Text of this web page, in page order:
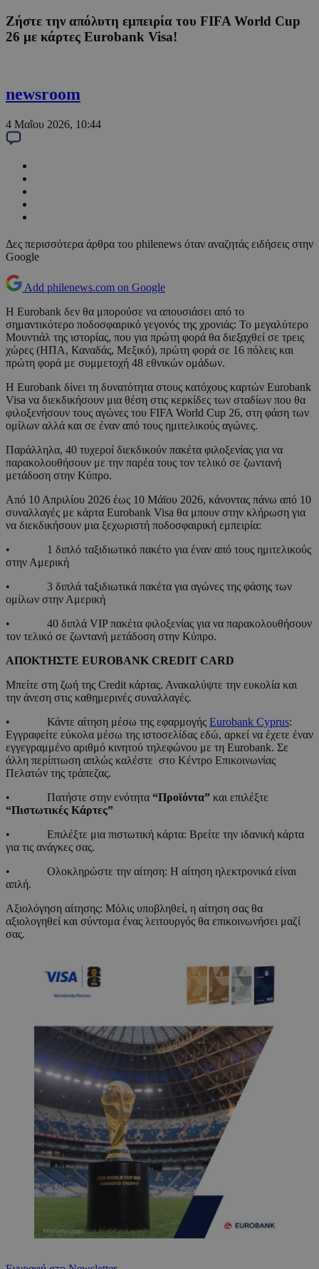
Ζήστε την απόλυτη εμπειρία του FIFA World Cup
26 με κάρτες Eurobank Visa!
newsroom
4 Μαΐου 2026, 10:44
Δες περισσότερα άρθρα του philenews όταν αναζητάς ειδήσεις στην
Google
Add philenews.com on Google
Η Eurobank δεν θα μπορούσε να απουσιάσει από το
σημαντικότερο ποδοσφαιρικό γεγονός της χρονιάς: Το μεγαλύτερο
Μουντιάλ της ιστορίας, που για πρώτη φορά θα διεξαχθεί σε τρεις
χώρες (ΗΠΑ, Καναδάς, Μεξικό), πρώτη φορά σε 16 πόλεις και
πρώτη φορά με συμμετοχή 48 εθνικών ομάδων.
Η Eurobank δίνει τη δυνατότητα στους κατόχους καρτών Eurobank
Visa να διεκδικήσουν μια θέση στις κερκίδες των σταδίων που θα
φιλοξενήσουν τους αγώνες του FIFA World Cup 26, στη φάση των
ομίλων αλλά και σε έναν από τους ημιτελικούς αγώνες.
Παράλληλα, 40 τυχεροί διεκδικούν πακέτα φιλοξενίας για να
παρακολουθήσουν με την παρέα τους τον τελικό σε ζωντανή
μετάδοση στην Κύπρο.
Από 10 Απριλίου 2026 έως 10 Μάϊου 2026, κάνοντας πάνω από 10
συναλλαγές με κάρτα Eurobank Visa θα μπουν στην κλήρωση για
να διεκδικήσουν μια ξεχωριστή ποδοσφαιρική εμπειρία:
• 1 διπλό ταξιδιωτικό πακέτο για έναν από τους ημιτελικούς
στην Αμερική
• 3 διπλά ταξιδιωτικά πακέτα για αγώνες της φάσης των
ομίλων στην Αμερική
• 40 διπλά VIP πακέτα φιλοξενίας για να παρακολουθήσουν
τον τελικό σε ζωντανή μετάδοση στην Κύπρο.
ΑΠΟΚΤΗΣΤΕ EUROBANK CREDIT CARD
Μπείτε στη ζωή της Credit κάρτας. Ανακαλύψτε την ευκολία και
την άνεση στις καθημερινές συναλλαγές.
• Κάντε αίτηση μέσω της εφαρμογής Eurobank Cyprus:
Εγγραφείτε εύκολα μέσω της ιστοσελίδας εδώ, αρκεί να έχετε έναν
εγγεγραμμένο αριθμό κινητού τηλεφώνου με τη Eurobank. Σε
άλλη περίπτωση απλώς καλέστε στο Κέντρο Επικοινωνίας
Πελατών της τράπεζας.
• Πατήστε στην ενότητα “Προϊόντα” και επιλέξτε
“Πιστωτικές Κάρτες”
• Επιλέξτε μια πιστωτική κάρτα: Βρείτε την ιδανική κάρτα
για τις ανάγκες σας.
• Ολοκληρώστε την αίτηση: Η αίτηση ηλεκτρονικά είναι
απλή.
Αξιολόγηση αίτησης: Μόλις υποβληθεί, η αίτηση σας θα
αξιολογηθεί και σύντομα ένας λειτουργός θα επικοινωνήσει μαζί
σας.